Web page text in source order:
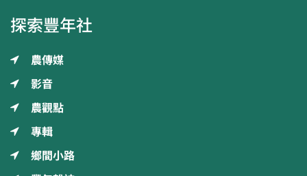
探索豐年社
農傳媒
影音
農觀點
專輯
鄉間小路